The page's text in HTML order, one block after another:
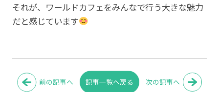
それが、ワールドカフェをみんなで行う大きな魅力
だと感じています
前の記事へ 記事一覧へ戻る 次の記事へ